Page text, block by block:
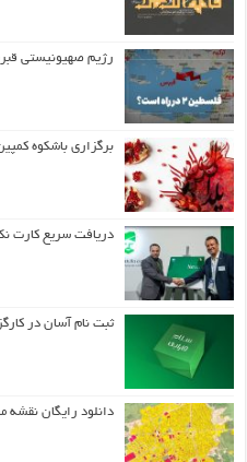
رژیم صهیونیستی
برگزاری باشکوه
دریافت سریع کارت
ثبت نام آسان در
دانلود رایگان نقشه